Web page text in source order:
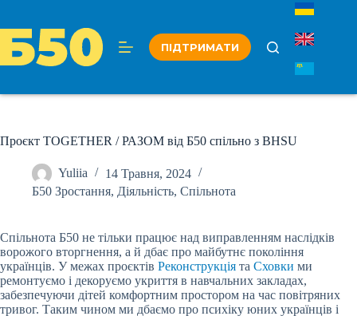
вмісту
ПІДТРИМАТИ
Проєкт TOGETHER / РАЗОМ від Б50 спільно з BHSU
Yuliia
14 Травня, 2024
Б50 Зростання, Діяльність, Спільнота
Спільнота Б50 не тільки працює над виправленням наслідків
ворожого вторгнення, а й дбає про майбутнє покоління
українців. У межах проєктів Реконструкція та Сховки ми
ремонтуємо і декоруємо укриття в навчальних закладах,
забезпечуючи дітей комфортним простором на час повітряних
тривог. Таким чином ми дбаємо про психіку юних українців і